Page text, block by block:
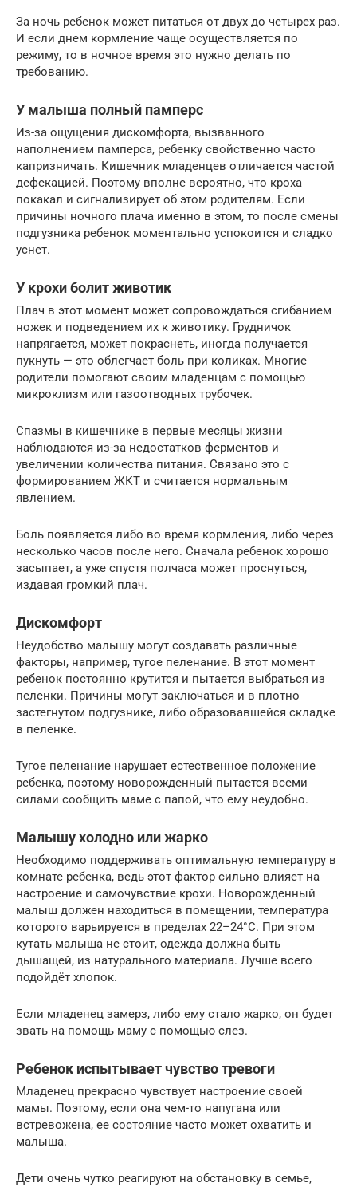
За ночь ребенок может питаться от двух до четырех раз.
И если днем кормление чаще осуществляется по
режиму, то в ночное время это нужно делать по
требованию.
У малыша полный памперс
Из-за ощущения дискомфорта, вызванного
наполнением памперса, ребенку свойственно часто
капризничать. Кишечник младенцев отличается частой
дефекацией. Поэтому вполне вероятно, что кроха
покакал и сигнализирует об этом родителям. Если
причины ночного плача именно в этом, то после смены
подгузника ребенок моментально успокоится и сладко
уснет.
У крохи болит животик
Плач в этот момент может сопровождаться сгибанием
ножек и подведением их к животику. Грудничок
напрягается, может покраснеть, иногда получается
пукнуть — это облегчает боль при коликах. Многие
родители помогают своим младенцам с помощью
микроклизм или газоотводных трубочек.
Спазмы в кишечнике в первые месяцы жизни
наблюдаются из-за недостатков ферментов и
увеличении количества питания. Связано это с
формированием ЖКТ и считается нормальным
явлением.
Боль появляется либо во время кормления, либо через
несколько часов после него. Сначала ребенок хорошо
засыпает, а уже спустя полчаса может проснуться,
издавая громкий плач.
Дискомфорт
Неудобство малышу могут создавать различные
факторы, например, тугое пеленание. В этот момент
ребенок постоянно крутится и пытается выбраться из
пеленки. Причины могут заключаться и в плотно
застегнутом подгузнике, либо образовавшейся складке
в пеленке.
Тугое пеленание нарушает естественное положение
ребенка, поэтому новорожденный пытается всеми
силами сообщить маме с папой, что ему неудобно.
Малышу холодно или жарко
Необходимо поддерживать оптимальную температуру в
комнате ребенка, ведь этот фактор сильно влияет на
настроение и самочувствие крохи. Новорожденный
малыш должен находиться в помещении, температура
которого варьируется в пределах 22–24°C. При этом
кутать малыша не стоит, одежда должна быть
дышащей, из натурального материала. Лучше всего
подойдёт хлопок.
Если младенец замерз, либо ему стало жарко, он будет
звать на помощь маму с помощью слез.
Ребенок испытывает чувство тревоги
Младенец прекрасно чувствует настроение своей
мамы. Поэтому, если она чем-то напугана или
встревожена, ее состояние часто может охватить и
малыша.
Дети очень чутко реагируют на обстановку в семье,